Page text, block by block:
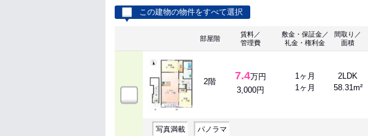
この建物の物件をすべて選択
部屋階
賃料／
管理費
敷金・保証金／
礼金・権利金
間取り／
面積
2階 7.4万円
3,000円
1ヶ月
1ヶ月
2LDK
58.31m²
写真満載 パノラマ